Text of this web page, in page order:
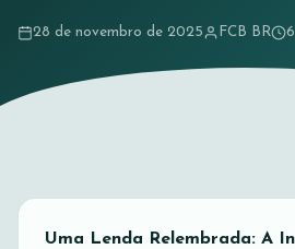
28 de novembro de 2025 FCB BR
Uma Lenda Relembrada: A